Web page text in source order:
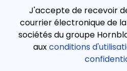
J'accepte de recevoir
courrier électronique de
sociétés du groupe
auxconditions